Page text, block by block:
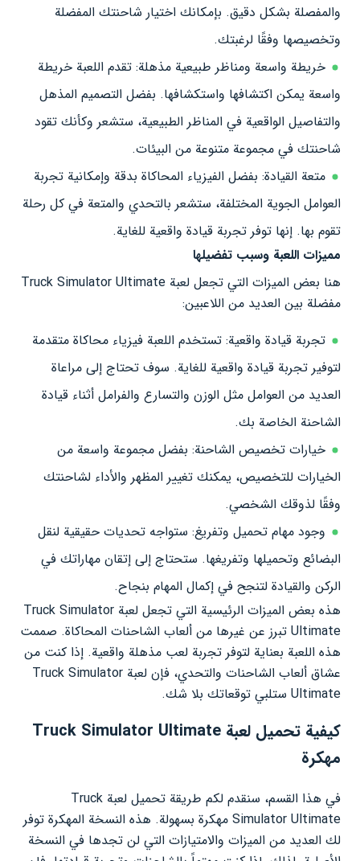
والمفصلة بشكل دقيق. بإمكانك اختيار شاحنتك المفضلة
وتخصيصها وفقًا لرغبتك.
خريطة واسعة ومناظر طبيعية مذهلة: تقدم اللعبة خريطة
واسعة يمكن اكتشافها واستكشافها. بفضل التصميم المذهل
والتفاصيل الواقعية في المناظر الطبيعية، ستشعر وكأنك تقود
شاحنتك في مجموعة متنوعة من البيئات.
متعة القيادة: بفضل الفيزياء المحاكاة بدقة وإمكانية تجربة
العوامل الجوية المختلفة، ستشعر بالتحدي والمتعة في كل رحلة
تقوم بها. إنها توفر تجربة قيادة واقعية للغاية.
مميزات اللعبة وسبب تفضيلها
هنا بعض الميزات التي تجعل لعبة Truck Simulator Ultimate
مفضلة بين العديد من اللاعبين:
تجربة قيادة واقعية: تستخدم اللعبة فيزياء محاكاة متقدمة
لتوفير تجربة قيادة واقعية للغاية. سوف تحتاج إلى مراعاة
العديد من العوامل مثل الوزن والتسارع والفرامل أثناء قيادة
الشاحنة الخاصة بك.
خيارات تخصيص الشاحنة: بفضل مجموعة واسعة من
الخيارات للتخصيص، يمكنك تغيير المظهر والأداء لشاحنتك
وفقًا لذوقك الشخصي.
وجود مهام تحميل وتفريغ: ستواجه تحديات حقيقية لنقل
البضائع وتحميلها وتفريغها. ستحتاج إلى إتقان مهاراتك في
الركن والقيادة لتنجح في إكمال المهام بنجاح.
هذه بعض الميزات الرئيسية التي تجعل لعبة Truck Simulator
Ultimate تبرز عن غيرها من ألعاب الشاحنات المحاكاة. صممت
هذه اللعبة بعناية لتوفر تجربة لعب مذهلة واقعية. إذا كنت من
عشاق ألعاب الشاحنات والتحدي، فإن لعبة Truck Simulator
Ultimate ستلبي توقعاتك بلا شك.
كيفية تحميل لعبة Truck Simulator Ultimate
مهكرة
في هذا القسم، سنقدم لكم طريقة تحميل لعبة Truck
Simulator Ultimate مهكرة بسهولة. هذه النسخة المهكرة توفر
لك العديد من الميزات والامتيازات التي لن تجدها في النسخة